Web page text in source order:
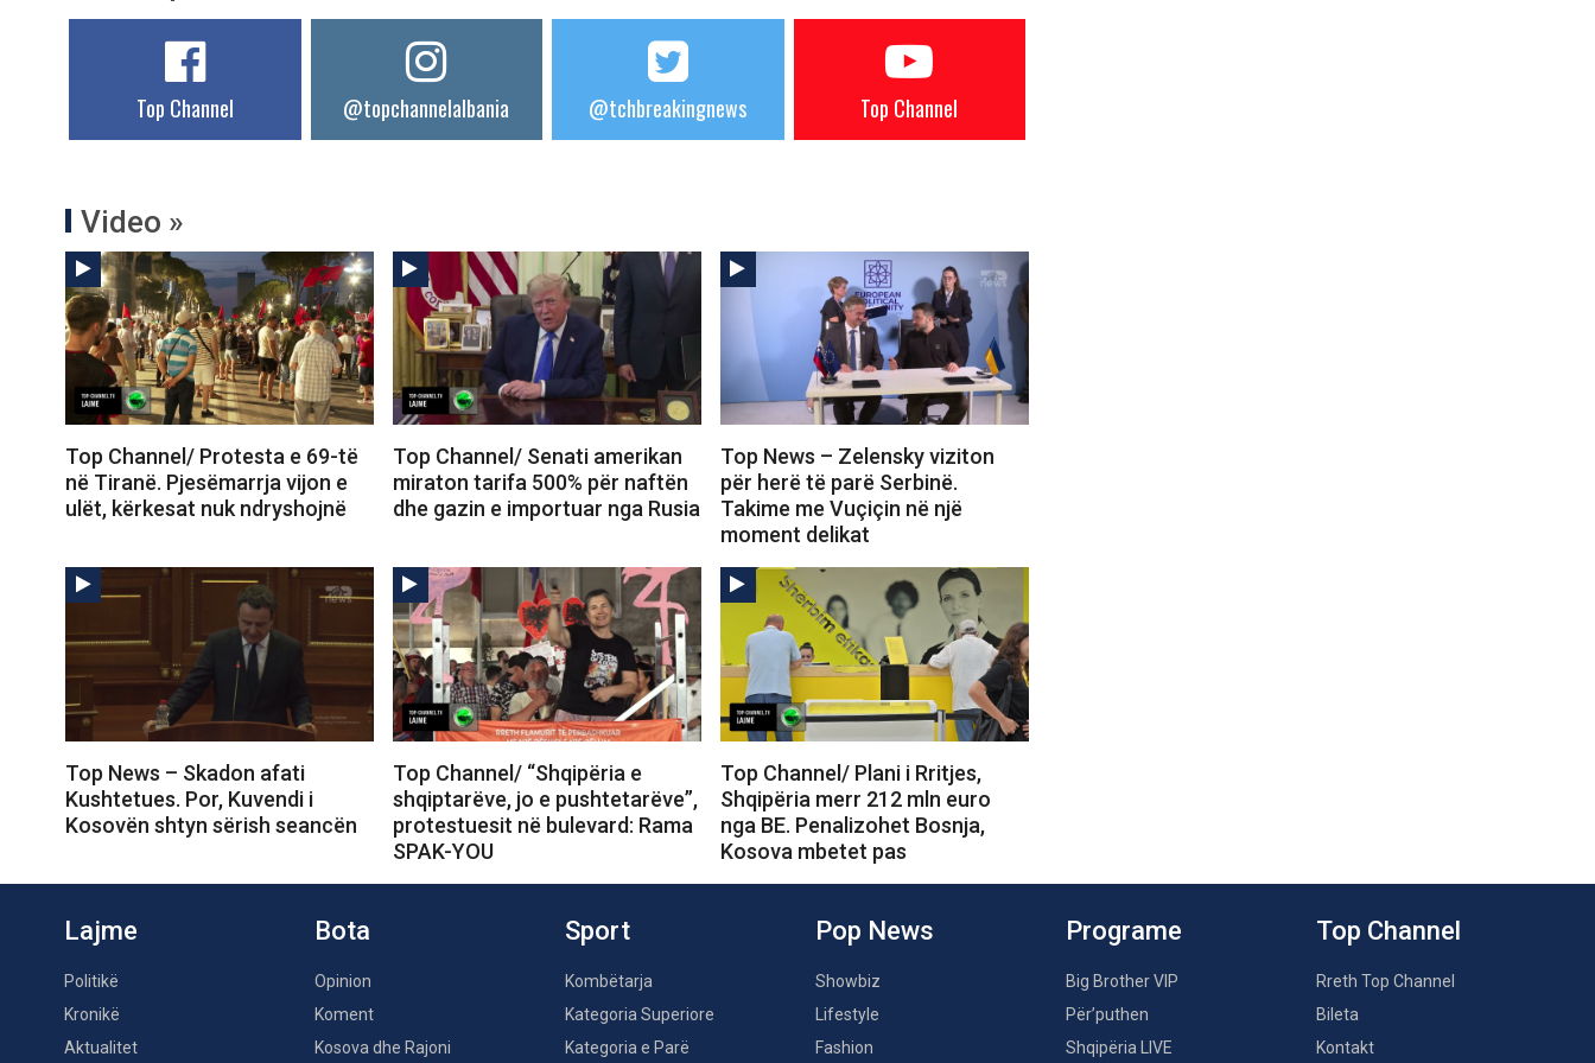
Top Channel @topchannelalbania @tchbreakingnews Top Channel
Video »
Top Channel/ Protesta e 69-të
në Tiranë. Pjesëmarrja vijon e
ulët, kërkesat nuk ndryshojnë
Top Channel/ Senati amerikan
miraton tarifa 500% për naftën
dhe gazin e importuar nga Rusia
Top News – Zelensky viziton
për herë të parë Serbinë.
Takime me Vuçiçin në një
moment delikat
Top News – Skadon afati
Kushtetues. Por, Kuvendi i
Kosovën shtyn sërish seancën
Top Channel/ “Shqipëria e
shqiptarëve, jo e pushtetarëve”,
protestuesit në bulevard: Rama
SPAK-YOU
Top Channel/ Plani i Rritjes,
Shqipëria merr 212 mln euro
nga BE. Penalizohet Bosnja,
Kosova mbetet pas
Lajme
Politikë
Kronikë
Aktualitet
Bota
Opinion
Koment
Kosova dhe Rajoni
Sport
Kombëtarja
Kategoria Superiore
Kategoria e Parë
Pop News
Showbiz
Lifestyle
Fashion
Programe
Big Brother VIP
Për’puthen
Shqipëria LIVE
Top Channel
Rreth Top Channel
Bileta
Kontakt